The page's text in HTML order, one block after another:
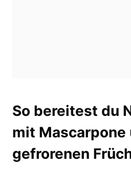
So bereitest du
mit Mascarpone
gefrorenen